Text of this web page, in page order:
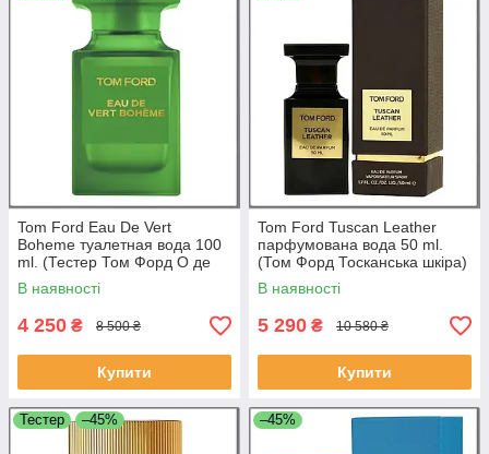
Tom Ford Eau De Vert
Boheme туалетная вода 100
ml. (Тестер Том Форд О де
Верт Богема)
В наявності
4 250 ₴ 8 500 ₴
Купити
Tom Ford Tuscan Leather
парфумована вода 50 ml.
(Том Форд Тосканська шкіра)
В наявності
5 290 ₴ 10 580 ₴
Купити
Тестер –45% –45%